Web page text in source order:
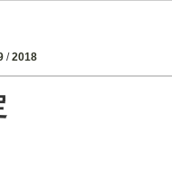
/2018